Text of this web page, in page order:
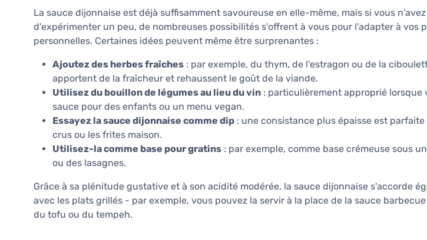
La sauce dijonnaise est déjà suffisamment savoureuse en elle-même, mais si vous
d'expérimenter un peu, de nombreuses possibilités s'offrent à vous pour l'adapter à vos
personnelles. Certaines idées peuvent même être surprenantes :
Ajoutez des herbes fraîches : par exemple, du thym, de l'estragon ou de la
apportent de la fraîcheur et rehaussent le goût de la viande.
Utilisez du bouillon de légumes au lieu du vin : particulièrement approprié lorsque
sauce pour des enfants ou un menu vegan.
Essayez la sauce dijonnaise comme dip : une consistance plus épaisse est
crus ou les frites maison.
Utilisez-la comme base pour gratins : par exemple, comme base crémeuse sous
ou des lasagnes.
Grâce à sa plénitude gustative et à son acidité modérée, la sauce dijonnaise s'accorde
avec les plats grillés - par exemple, vous pouvez la servir à la place de la sauce
du tofu ou du tempeh.